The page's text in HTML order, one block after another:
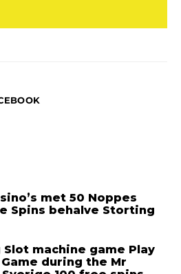
met 50 Noppes
Spins behalve Storting
machine game Play
during the Mr